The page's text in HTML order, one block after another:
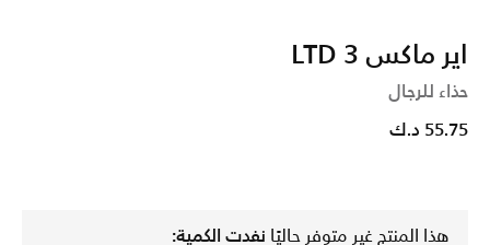
اير ماكس LTD 3
حذاء للرجال
55.75 د.ك
هذا المنتج غير متوفر حاليًا نفدت الكمية: